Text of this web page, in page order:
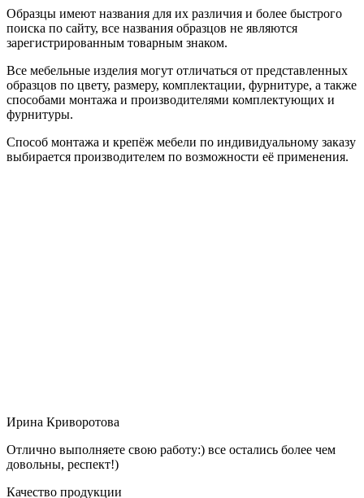
Образцы имеют названия для их различия и более быстрого
поиска по сайту, все названия образцов не являются
зарегистрированным товарным знаком.
Все мебельные изделия могут отличаться от представленных
образцов по цвету, размеру, комплектации, фурнитуре, а также
способами монтажа и производителями комплектующих и
фурнитуры.
Способ монтажа и крепёж мебели по индивидуальному заказу
выбирается производителем по возможности её применения.
Ирина Криворотова
Отлично выполняете свою работу:) все остались более чем
довольны, респект!)
Качество продукции